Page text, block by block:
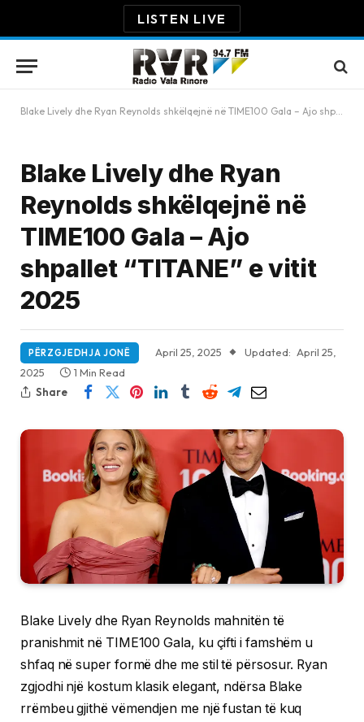
LISTEN LIVE
Blake Lively dhe Ryan Reynolds shkëlqejnë në TIME100 Gala – Ajo shpallet “TITANE” e vitit 2025
Blake Lively dhe Ryan
Reynolds shkëlqejnë në
TIME100 Gala – Ajo
shpallet “TITANE” e vitit
2025
PËRZGJEDHJA JONË April 25, 2025 Updated: April 25,
2025
1 Min Read
Share
Blake Lively dhe Ryan Reynolds mahnitën të
pranishmit në TIME100 Gala, ku çifti i famshëm u
shfaq në super formë dhe me stil të përsosur. Ryan
zgjodhi një kostum klasik elegant, ndërsa Blake
rrëmbeu gjithë vëmendjen me një fustan të kuq